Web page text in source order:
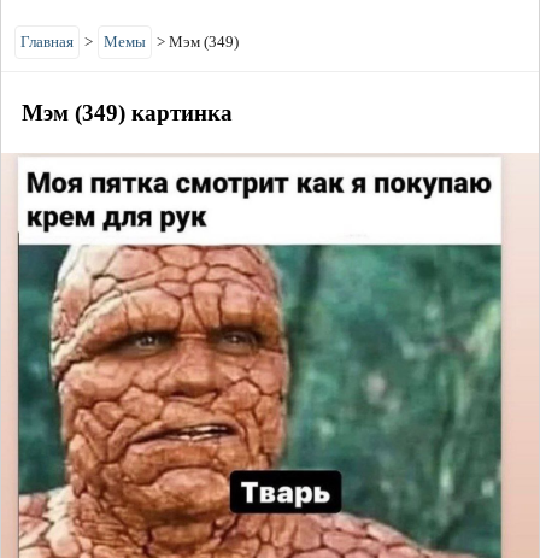
Главная > Мемы > Мэм (349)
Мэм (349) картинка